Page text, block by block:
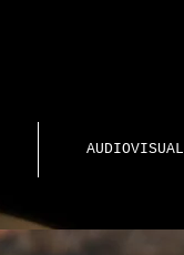
AUDIOVISUAL